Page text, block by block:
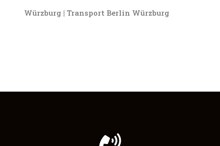
Würzburg | Transport Berlin Würzburg